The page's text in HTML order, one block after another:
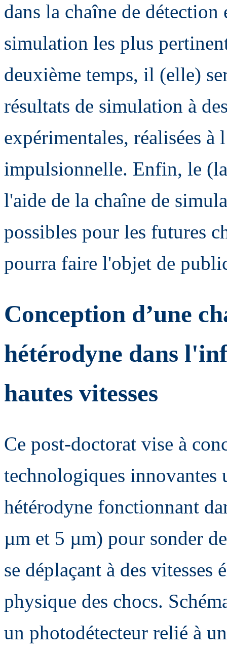
dans la chaîne de
simulation les plus
deuxième temps, il (elle)
résultats de simulation à
expérimentales, réalisées à
impulsionnelle. Enfin, le
l'aide de la chaîne de
possibles pour les futures
pourra faire l'objet de
Conception d’une
hétérodyne dans
hautes vitesses
Ce post-doctorat vise à
technologiques
hétérodyne fonctionnant
µm et 5 µm) pour sonder
se déplaçant à des vitesses
physique des chocs.
un photodétecteur relié à